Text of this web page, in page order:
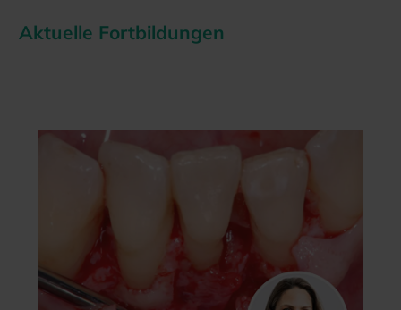
Aktuelle Fortbildungen